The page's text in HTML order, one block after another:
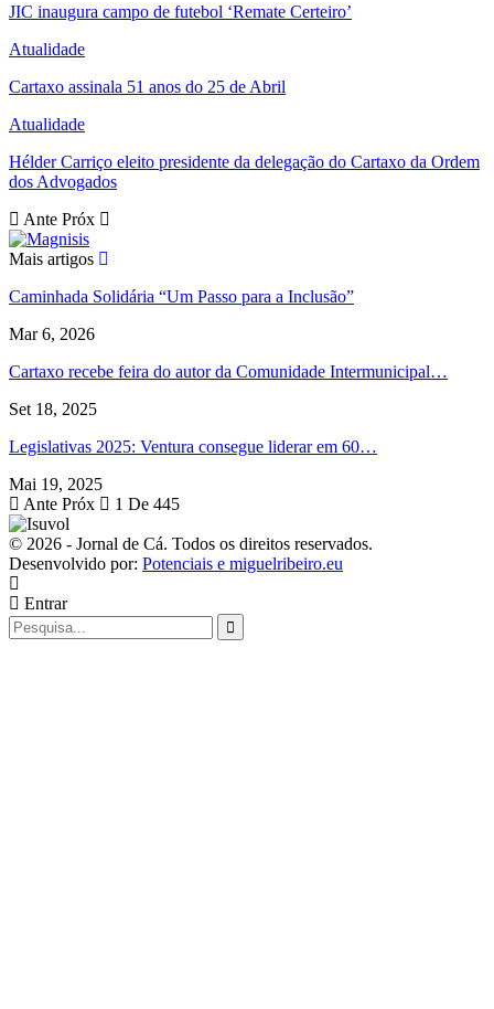
JIC inaugura campo de futebol ‘Remate Certeiro’
Atualidade
Cartaxo assinala 51 anos do 25 de Abril
Atualidade
Hélder Carriço eleito presidente da delegação do Cartaxo da Ordem
dos Advogados
Ante Próx
Mais artigos
Caminhada Solidária “Um Passo para a Inclusão”
Mar 6, 2026
Cartaxo recebe feira do autor da Comunidade Intermunicipal…
Set 18, 2025
Legislativas 2025: Ventura consegue liderar em 60…
Mai 19, 2025
Ante Próx 1 De 445
© 2026 - Jornal de Cá. Todos os direitos reservados.
Desenvolvido por: Potenciais e miguelribeiro.eu
Entrar